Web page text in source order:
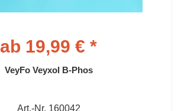
ab 19,99 € *
VeyFo Veyxol B-Phos
Art.-Nr. 160042